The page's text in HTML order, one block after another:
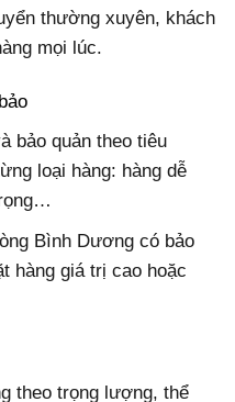
thường xuyên, khách
mọi lúc.
bảo quản theo tiêu
loại hàng: hàng dễ
Bình Dương có bảo
hàng giá trị cao hoặc
theo trọng lượng, thể